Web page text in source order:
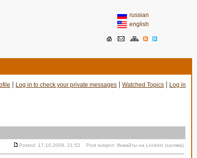
russian
english
| Log in to check your private messages | Watched Topics | Log in
Posted: 17.10.2009, 21:52 Post subject: Инвайты на Lockerz (халява)